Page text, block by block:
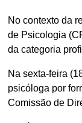
No contexto da
de Psicologia
da categoria
Na sexta-feira
psicóloga por
Comissão de